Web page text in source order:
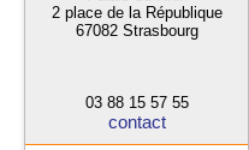
2 place de la République
67082 Strasbourg
03 88 15 57 55
contact